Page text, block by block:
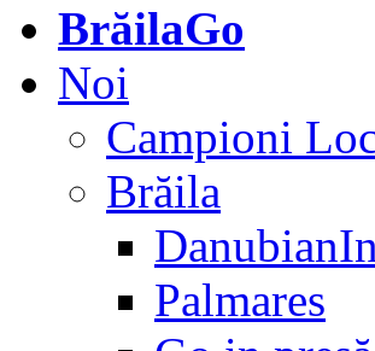
BrăilaGo
Noi
Campioni
Brăila
Palmares